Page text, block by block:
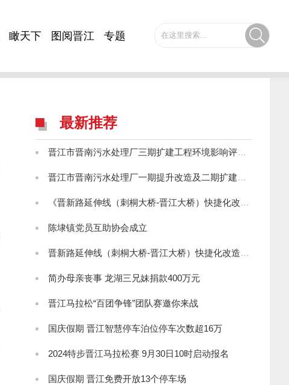
瞰天下 图阅晋江 专题
最新推荐
晋江市晋南污水处理厂三期扩建工程环境影响评价第一次公示
晋江市晋南污水处理厂一期提升改造及二期扩建工程环境影响评价第一次公示
《晋新路延伸线（刺桐大桥-晋江大桥）快捷化改造工程环境影响报告书》征求意见稿公示
陈埭镇党员互助协会成立
晋新路延伸线（刺桐大桥-晋江大桥）快捷化改造工程环境影响评价第一次信息公示
简办母亲丧事 龙湖三兄妹捐款400万元
晋江马拉松“百团争锋”团队赛邀你来战
国庆假期 晋江智慧停车泊位停车次数超16万
2024特步晋江马拉松赛 9月30日10时启动报名
国庆假期 晋江免费开放13个停车场